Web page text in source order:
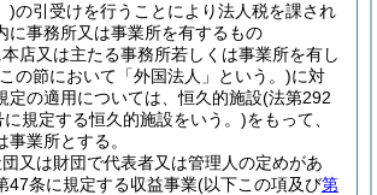
)の引受けを行うことにより法人税を課され
に事務所又は事業所を有するもの
店又は主たる事務所若しくは事業所を有し
の節において「外国法人」という。)に対
定の適用については、恒久的施設(法第292
規定する恒久的施設をいう。)をもって、
業所とする。
又は財団で代表者又は管理人の定めがあ
47条に規定する収益事業(以下この項及び第